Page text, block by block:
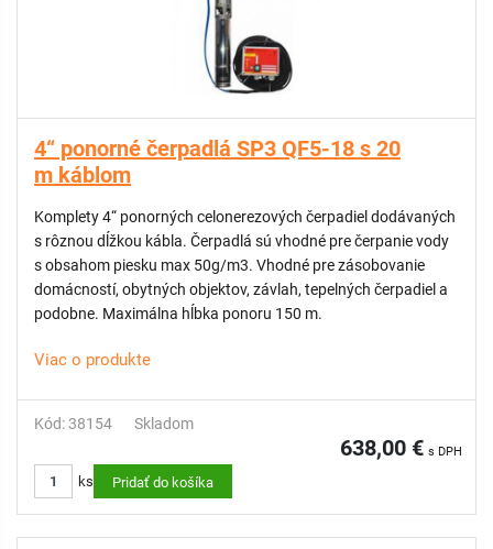
4“ ponorné čerpadlá SP3 QF5-18 s 20
m káblom
Komplety 4“ ponorných celonerezových čerpadiel dodávaných
s rôznou dĺžkou kábla. Čerpadlá sú vhodné pre čerpanie vody
s obsahom piesku max 50g/m3. Vhodné pre zásobovanie
domácností, obytných objektov, závlah, tepelných čerpadiel a
podobne. Maximálna hĺbka ponoru 150 m.
Viac o produkte
Kód: 38154 Skladom
638,00 € s DPH
ks Pridať do košíka